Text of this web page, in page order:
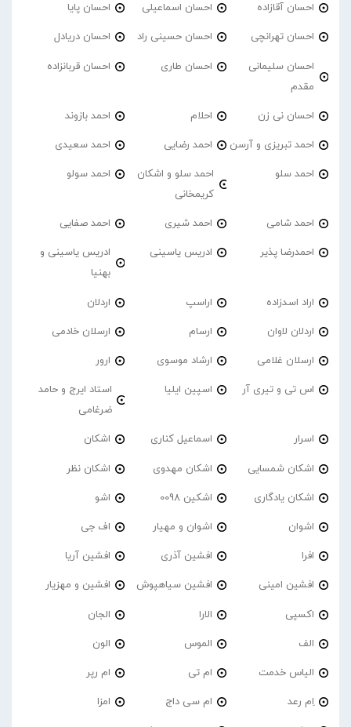
احسان آقازاده احسان اسماعیلی احسان پایا
احسان تهرانچی احسان حسینی راد احسان دریادل
احسان سلیمانی
مقدم
احسان طاری احسان قربانزاده
احسان نی زن احلام احمد بازوند
احمد تبریزی و آرسن احمد‌ رضایی احمد سعیدی
احمد سلو
احمد سلو و اشکان
کریمخانی
احمد سولو
احمد شامی احمد شیری احمد صفایی
احمدرضا پذیر ادریس یاسینی
ادریس یاسینی و
بهنیا
اراد اسدزاده اراسپ اردلان
اردلان لاوان ارسام ارسلان خادمی
ارسلان غلامی ارشاد موسوی ارور
اس تی و تیری آر اسپین ایلیا
استاد ایرج و حامد
ضرغامی
اسرار اسماعیل کناری اشکان
اشکان شمسایی اشکان مهدوی اشکان نظر
اشکان یادگاری اشکین 0098 اشو
اشوان اشوان و مهیار اف جی
افرا افشین آذری افشین آریا
افشین امینی افشین سیاهپوش افشین و مهزیار
اکسپی الارا الجان
الف الموس الون
الیاس خدمت ام تی ام رپر
اِم رعد ام سی داج امزا